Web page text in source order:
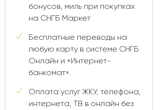
бонусов, миль при покупках
на СНГБ Маркет
Бесплатные переводы на
любую карту в системе СНГБ
Онлайн и «Интернет-
банкомат».
Оплата услуг ЖКУ, телефона,
интернета, ТВ в онлайн без